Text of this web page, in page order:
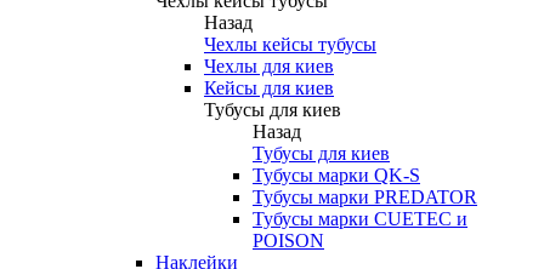
Назад
Чехлы кейсы тубусы
Чехлы для киев
Кейсы для киев
Тубусы для киев
Назад
Тубусы для киев
Тубусы марки QK-S
Тубусы марки PREDATOR
Тубусы марки CUETEC и
POISON
Наклейки